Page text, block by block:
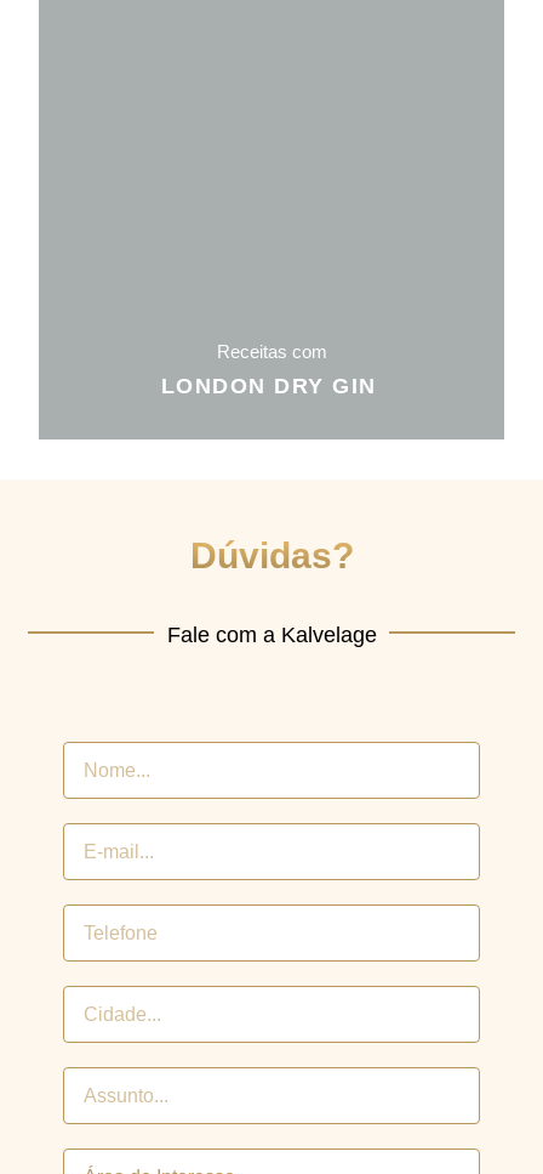
Receitas com
LONDON DRY GIN
Dúvidas?
Dúvidas?
Fale com a Kalvelage